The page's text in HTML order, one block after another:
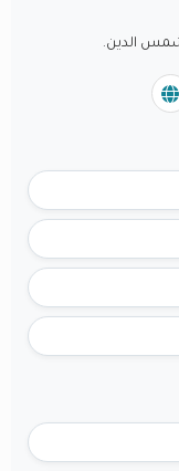
شمس الدين.